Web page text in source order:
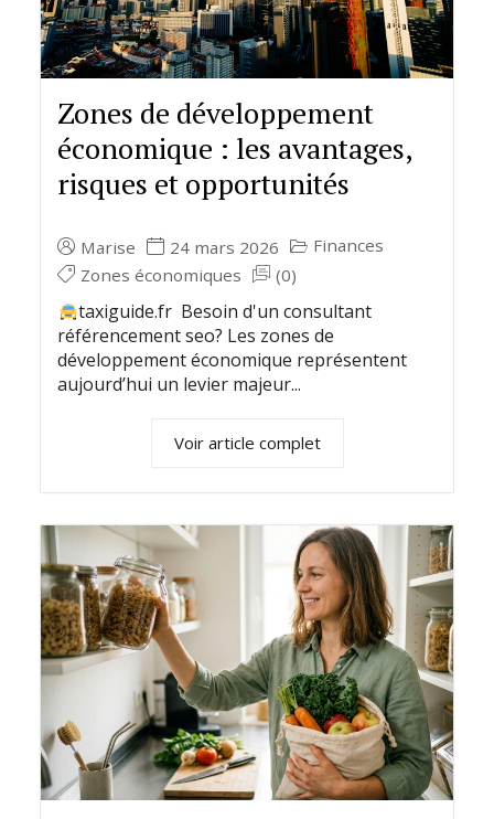
Zones de développement
économique : les avantages,
risques et opportunités
Marise 24 mars 2026
Finances
Zones économiques
(0)
taxiguide.fr Besoin d'un consultant
référencement seo? Les zones de
développement économique représentent
aujourd’hui un levier majeur...
Voir article complet